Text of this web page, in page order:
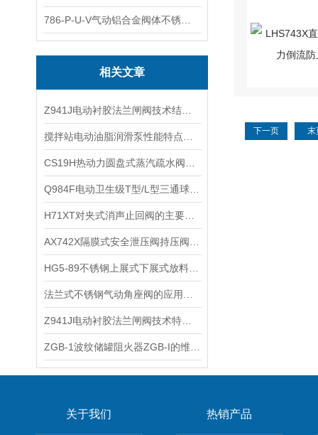
相关文章
下一页 末
关于我们 热销产品